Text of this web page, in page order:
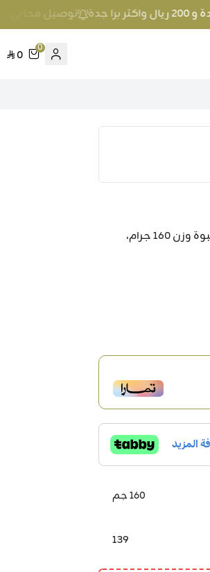
توصيل مجاني عند الطلب بمبلغ 100 ريال
0
0
بابريكا حلو فيفا 160 جم وصف المنتج: بابريكا حلوة - فيفا - 160 جم تأتي بعبوة وزن 160 جرام،
160 جم
139